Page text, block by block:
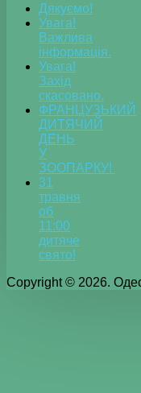
Дякуємо!
Увага!
Важлива
інформація.
Увага!
Захід
скасовано.
ФРАНЦУЗЬКИЙ
ДИТЯЧИЙ
ДЕНЬ
У
ЗООПАРКУ!
31
травня
об
11:00
дитяче
свято!
Copyright © 2026.